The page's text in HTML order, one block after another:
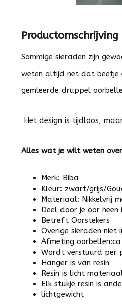
Productomschrijving
Sommige sieraden zijn
weten altijd net dat beetje
gemleerde druppel
Het design is tijdloos,
Alles wat je wilt weten
Merk: Biba
Kleur: zwart/grijs/
Materiaal: Nikkelvrij
Deel door je oor
Betreft Oorstekers
Overige sieraden niet
Afmeting
Wordt verstuurd per
Hanger is van resin
Resin is licht
Elk stukje resin is
lichtgewicht